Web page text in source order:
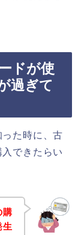
ドが使
過ぎて
た時に、古
できたらい
購
生